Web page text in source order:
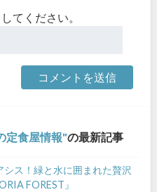
てください。
定食屋情報 の最新記事
シス！緑と水に囲まれた贅沢
FOREST』